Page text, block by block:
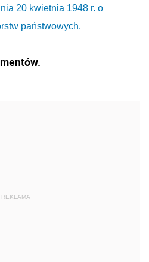
20 kwietnia 1948 r. o
państwowych.